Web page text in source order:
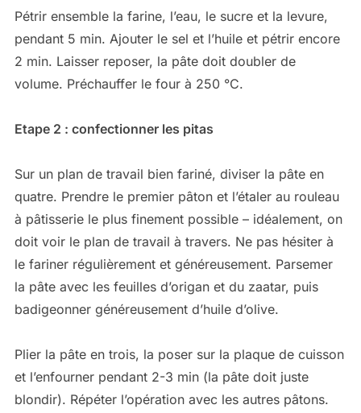
Pétrir ensemble la farine, l’eau, le sucre et la levure,
pendant 5 min. Ajouter le sel et l’huile et pétrir encore
2 min. Laisser reposer, la pâte doit doubler de
volume. Préchauffer le four à 250 °C.
Etape 2 : confectionner les pitas
Sur un plan de travail bien fariné, diviser la pâte en
quatre. Prendre le premier pâton et l’étaler au rouleau
à pâtisserie le plus finement possible – idéalement, on
doit voir le plan de travail à travers. Ne pas hésiter à
le fariner régulièrement et généreusement. Parsemer
la pâte avec les feuilles d’origan et du zaatar, puis
badigeonner généreusement d’huile d’olive.
Plier la pâte en trois, la poser sur la plaque de cuisson
et l’enfourner pendant 2-3 min (la pâte doit juste
blondir). Répéter l’opération avec les autres pâtons.